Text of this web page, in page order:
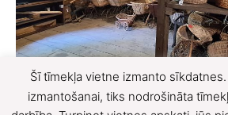
F X
Šī tīmekļa vietne izmanto
izmantošanai, tiks nodrošināta